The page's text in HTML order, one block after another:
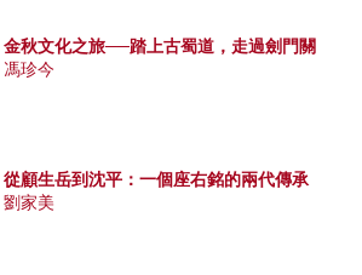
金秋文化之旅──踏上古蜀道，走過劍門關
馮珍今
從顧生岳到沈平：一個座右銘的兩代傳承
劉家美